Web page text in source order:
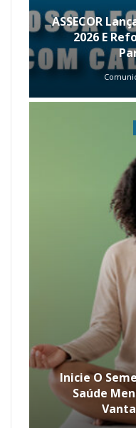
ASSECOR
2026 E
Inicie O
Saúde